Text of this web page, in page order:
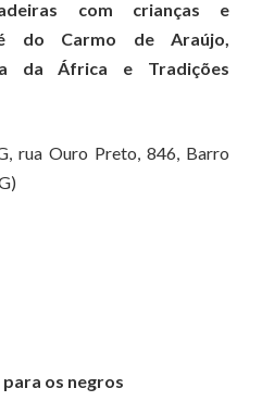
com crianças e
do Carmo de Araújo,
da África e Tradições
rua Ouro Preto, 846, Barro
os negros